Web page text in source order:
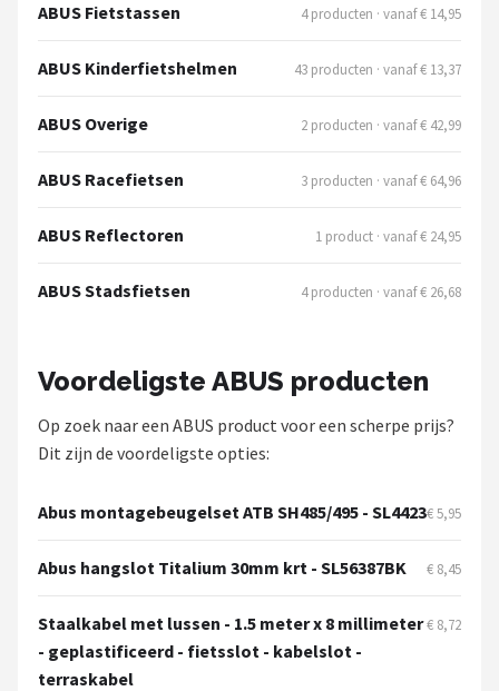
Alle merken →
ABUS Fietstassen 4 producten · vanaf € 14,95
ABUS Kinderfietshelmen 43 producten · vanaf € 13,37
ABUS Overige 2 producten · vanaf € 42,99
ABUS Racefietsen 3 producten · vanaf € 64,96
ABUS Reflectoren 1 product · vanaf € 24,95
ABUS Stadsfietsen 4 producten · vanaf € 26,68
Voordeligste ABUS producten
Op zoek naar een ABUS product voor een scherpe prijs?
Dit zijn de voordeligste opties:
Abus montagebeugelset ATB SH485/495 - SL4423€ 5,95
Abus hangslot Titalium 30mm krt - SL56387BK € 8,45
Staalkabel met lussen - 1.5 meter x 8 millimeter
- geplastificeerd - fietsslot - kabelslot -
terraskabel
€ 8,72